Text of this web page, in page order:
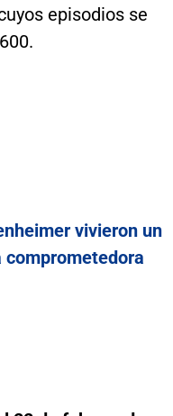
episodios se
vivieron un
comprometedora